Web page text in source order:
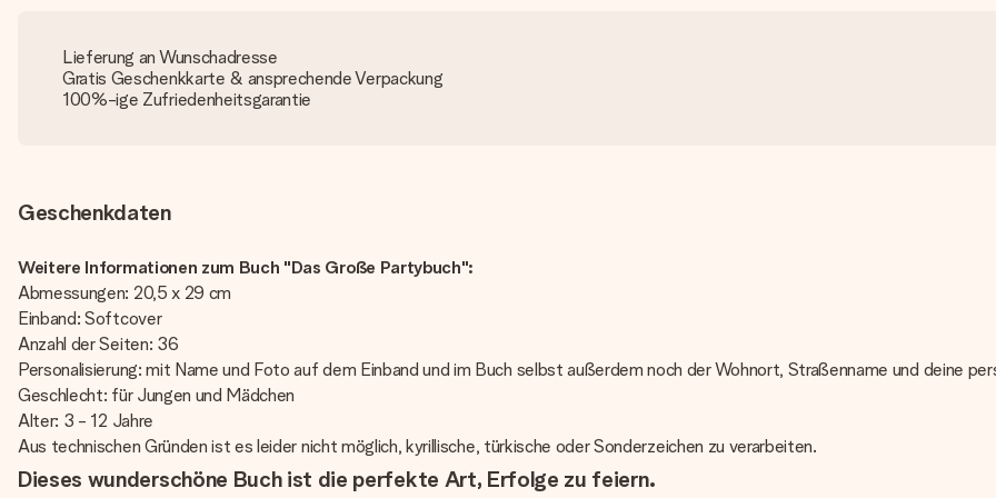
Lieferung an Wunschadresse
Gratis Geschenkkarte & ansprechende Verpackung
100%-ige Zufriedenheitsgarantie
Geschenkdaten
Weitere Informationen zum Buch "Das Große Partybuch":
Abmessungen: 20,5 x 29 cm
Einband: Softcover
Anzahl der Seiten: 36
Personalisierung: mit Name und Foto auf dem Einband und im Buch selbst außerdem noch der Wohnort, Straßenname und deine
Geschlecht: für Jungen und Mädchen
Alter: 3 - 12 Jahre
Aus technischen Gründen ist es leider nicht möglich, kyrillische, türkische oder Sonderzeichen zu verarbeiten.
Dieses wunderschöne Buch ist die perfekte Art, Erfolge zu feiern.